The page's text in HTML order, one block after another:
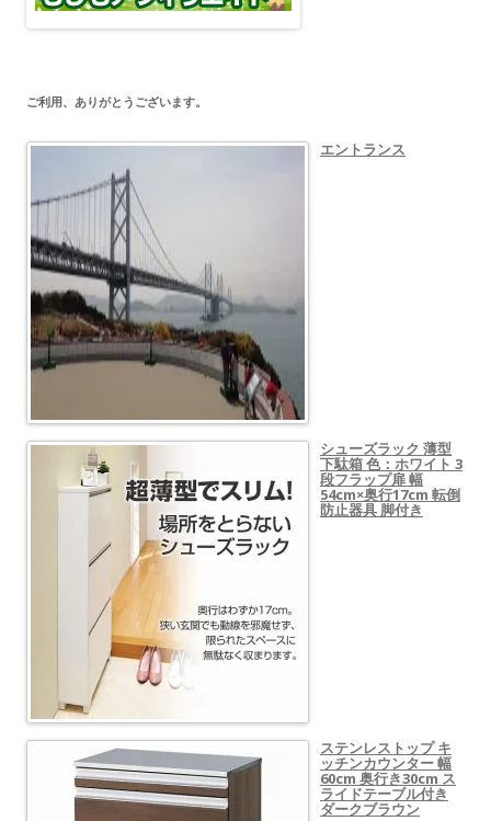
ご利用、ありがとうございます。
エントランス
シューズラック 薄型
下駄箱 色：ホワイト 3
段フラップ扉 幅
54cm×奥行17cm 転倒
防止器具 脚付き
ステンレストップ キ
ッチンカウンター 幅
60cm 奥行き30cm ス
ライドテーブル付き
ダークブラウン